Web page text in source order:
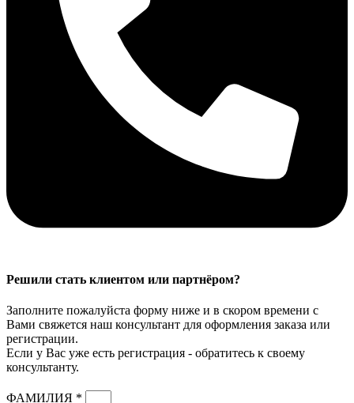
Решили стать клиентом или партнёром?
Заполните пожалуйста форму ниже и в скором времени с
Вами свяжется наш консультант для оформления заказа или
регистрации.
Если у Вас уже есть регистрация - обратитесь к своему
консультанту.
ФАМИЛИЯ *